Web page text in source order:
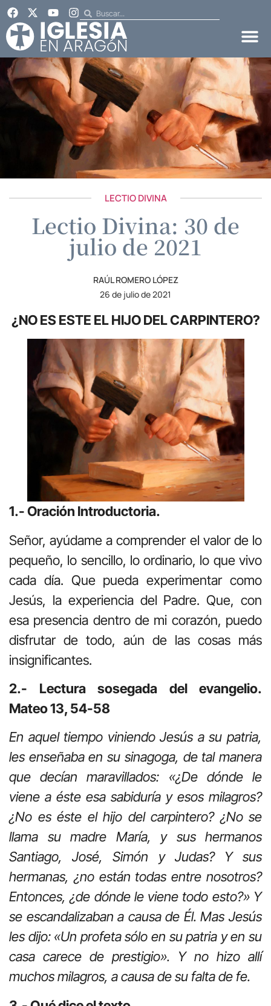
LECTIO DIVINA
Lectio Divina: 30 de
julio de 2021
RAÚL ROMERO LÓPEZ
26 de julio de 2021
¿NO ES ESTE EL HIJO DEL CARPINTERO?
1.- Oración Introductoria.
Señor, ayúdame a comprender el valor de lo
pequeño, lo sencillo, lo ordinario, lo que vivo
cada día. Que pueda experimentar como
Jesús, la experiencia del Padre. Que, con
esa presencia dentro de mi corazón, puedo
disfrutar de todo, aún de las cosas más
insignificantes.
2.- Lectura sosegada del evangelio.
Mateo 13, 54-58
En aquel tiempo viniendo Jesús a su patria,
les enseñaba en su sinagoga, de tal manera
que decían maravillados: «¿De dónde le
viene a éste esa sabiduría y esos milagros?
¿No es éste el hijo del carpintero? ¿No se
llama su madre María, y sus hermanos
Santiago, José, Simón y Judas? Y sus
hermanas, ¿no están todas entre nosotros?
Entonces, ¿de dónde le viene todo esto?» Y
se escandalizaban a causa de Él. Mas Jesús
les dijo: «Un profeta sólo en su patria y en su
casa carece de prestigio». Y no hizo allí
muchos milagros, a causa de su falta de fe.